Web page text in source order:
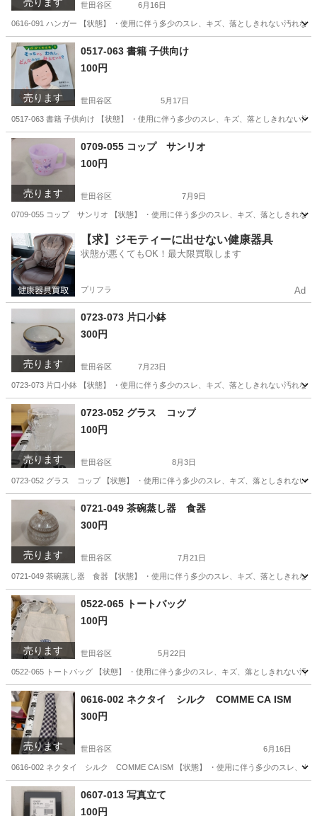
売ります 世田谷区 6月16日
0616-091 ハンガー 【状態】 ・使用に伴う多少のスレ、キズ、落としきれない汚れ
東京 世田谷区 洗濯用品 現地
売ります
0517-063 書籍 子供向け
100円
世田谷区 5月17日
0517-063 書籍 子供向け 【状態】 ・使用に伴う多少のスレ、キズ、落としきれない
現地
売ります
0709-055 コップ サンリオ
100円
世田谷区 7月9日
0709-055 コップ サンリオ 【状態】 ・使用に伴う多少のスレ、キズ、落としきれな
東京 世田谷区 食器 サンリオ
【求】ジモティーに出せない健康器具
状態が悪くてもOK！最大限買取します
プリフラ Ad
売ります
0723-073 片口小鉢
300円
世田谷区 7月23日
0723-073 片口小鉢 【状態】 ・使用に伴う多少のスレ、キズ、落としきれない汚れ
東京 世田谷区 片口
売ります
0723-052 グラス コップ
100円
世田谷区 8月3日
0723-052 グラス コップ 【状態】 ・使用に伴う多少のスレ、キズ、落としきれない
現地
売ります
0721-049 茶碗蒸し器 食器
300円
世田谷区 7月21日
0721-049 茶碗蒸し器 食器 【状態】 ・使用に伴う多少のスレ、キズ、落としきれな
東京 世田谷区 インテリア雑貨/小物
売ります
0522-065 トートバッグ
100円
世田谷区 5月22日
0522-065 トートバッグ 【状態】 ・使用に伴う多少のスレ、キズ、落としきれない
東京 世田谷区 現地
売ります
0616-002 ネクタイ シルク COMME CA ISM
300円
世田谷区 6月16日
0616-002 ネクタイ シルク COMME CA ISM 【状態】 ・使用に伴う多少のスレ、キ
東京 世田谷区 現地
0607-013 写真立て
100円